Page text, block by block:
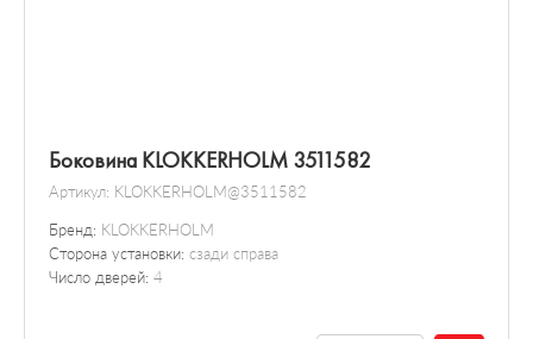
Боковина KLOKKERHOLM 3511582
Артикул: KLOKKERHOLM@3511582
Бренд: KLOKKERHOLM
Сторона установки: сзади справа
Число дверей: 4